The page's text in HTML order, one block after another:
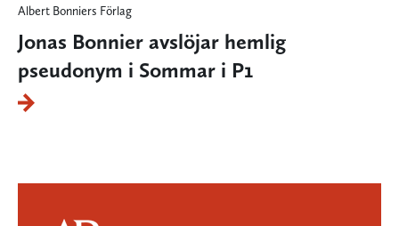
Albert Bonniers Förlag
Jonas Bonnier avslöjar hemlig
pseudonym i Sommar i P1